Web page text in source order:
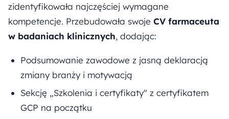
zidentyfikowała najczęściej wymagane
kompetencje. Przebudowała swoje CV farmaceuta
w badaniach klinicznych, dodając:
Podsumowanie zawodowe z jasną deklaracją
zmiany branży i motywacją
Sekcję „Szkolenia i certyfikaty" z certyfikatem
GCP na początku